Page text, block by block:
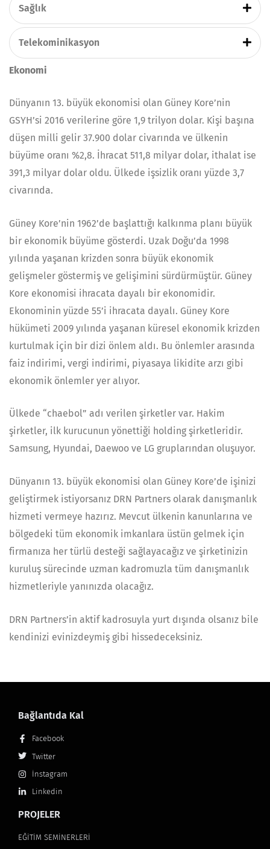
Sağlık
Telekominikasyon
Ekonomi
Dünyanın 13. büyük ekonomisi olan Güney Kore’nin
GSYH’si 2016 verilerine göre 1,9 trilyon dolar. Kişi başına
düşen milli gelir 37.900 dolar civarında ve ülkenin
büyüme oranı %2,8. İhracat 511,8 milyar dolar, ithalat ise
391,3 milyar dolar oldu. Ülkede işsizlik oranı yüzde 3,7
civarında.
Güney Kore’nin 1962’de başlattığı kalkınma planı büyük
bir ekonomik büyüme gösterdi. Uzak Doğu’da 1998
yılında yaşanan krizden sonra büyük ekonomik
gelişmeler göstermiş ve gelişimini sürdürmüştür. Güney
Kore ekonomisi ihracata dayalı bir ekonomidir.
Ekonominin yüzde 55’i ihracata dayalı. Güney Kore
hükümeti 2009 yılında yaşanan küresel ekonomik krizden
kurtulmak için bir dizi önlem aldı. Bu önlemler arasında
faiz indirimi, vergi indirimi, piyasaya likidite arzı gibi
ekonomik önlemler yer alıyor.
Ülkede “chaebol” adı verilen şirketler var. Hakim
şirketler, ilk kurucunun yönettiği holding şirketleridir.
Samsung, Hyundai, Daewoo ve LG gruplarından oluşuyor.
Dünyanın 13. büyük ekonomisi olan Güney Kore’de işinizi
geliştirmek istiyorsanız DRN Partners olarak danışmanlık
hizmeti vermeye hazırız. Mevcut ülkenin kanunlarına ve
bölgedeki tüm ekonomik imkanlara üstün gelmek için
firmanıza her türlü desteği sağlayacağız ve şirketinizin
kuruluş sürecinde uzman kadromuzla tüm danışmanlık
hizmetleriyle yanınızda olacağız.
DRN Partners’in aktif kadrosuyla yurt dışında olsanız bile
kendinizi evinizdeymiş gibi hissedeceksiniz.
Bağlantıda Kal
Facebook
Twitter
İnstagram
Linkedin
PROJELER
EĞİTİM SEMİNERLERİ